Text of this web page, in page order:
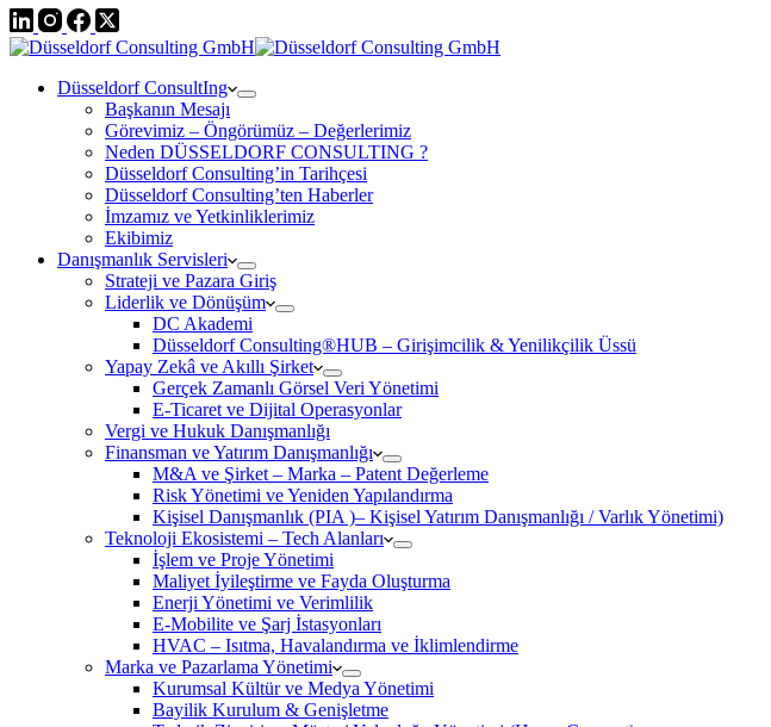
Düsseldorf ConsultIng
Başkanın Mesajı
Görevimiz – Öngörümüz – Değerlerimiz
Neden DÜSSELDORF CONSULTING ?
Düsseldorf Consulting’in Tarihçesi
Düsseldorf Consulting’ten Haberler
İmzamız ve Yetkinliklerimiz
Ekibimiz
Danışmanlık Servisleri
Strateji ve Pazara Giriş
Liderlik ve Dönüşüm
DC Akademi
Düsseldorf Consulting®HUB – Girişimcilik & Yenilikçilik Üssü
Yapay Zekâ ve Akıllı Şirket
Gerçek Zamanlı Görsel Veri Yönetimi
E-Ticaret ve Dijital Operasyonlar
Vergi ve Hukuk Danışmanlığı
Finansman ve Yatırım Danışmanlığı
M&A ve Şirket – Marka – Patent Değerleme
Risk Yönetimi ve Yeniden Yapılandırma
Kişisel Danışmanlık (PIA )– Kişisel Yatırım Danışmanlığı / Varlık Yönetimi)
Teknoloji Ekosistemi – Tech Alanları
İşlem ve Proje Yönetimi
Maliyet İyileştirme ve Fayda Oluşturma
Enerji Yönetimi ve Verimlilik
E-Mobilite ve Şarj İstasyonları
HVAC – Isıtma, Havalandırma ve İklimlendirme
Marka ve Pazarlama Yönetimi
Kurumsal Kültür ve Medya Yönetimi
Bayilik Kurulum & Genişletme